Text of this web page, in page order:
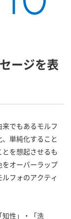
ージを表
でもあるモルフ
単純化すること
を想起させるも
オーバーラップ
フォのアクティ
性」・「洗